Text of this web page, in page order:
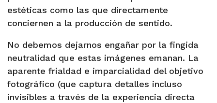
estéticas como las que directamente
conciernen a la producción de sentido.
No debemos dejarnos engañar por la fingida
neutralidad que estas imágenes emanan. La
aparente frialdad e imparcialidad del objetivo
fotográfico (que captura detalles incluso
invisibles a través de la experiencia directa